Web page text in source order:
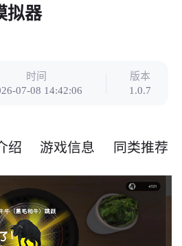
拟器
时间
07-08 14:42:06
版本
1.0.7
绍 游戏信息 同类推荐